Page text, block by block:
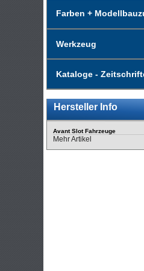
Farben +
Werkzeug
Kataloge -
Hersteller Info
Avant Slot Fahrzeuge
Mehr Artikel